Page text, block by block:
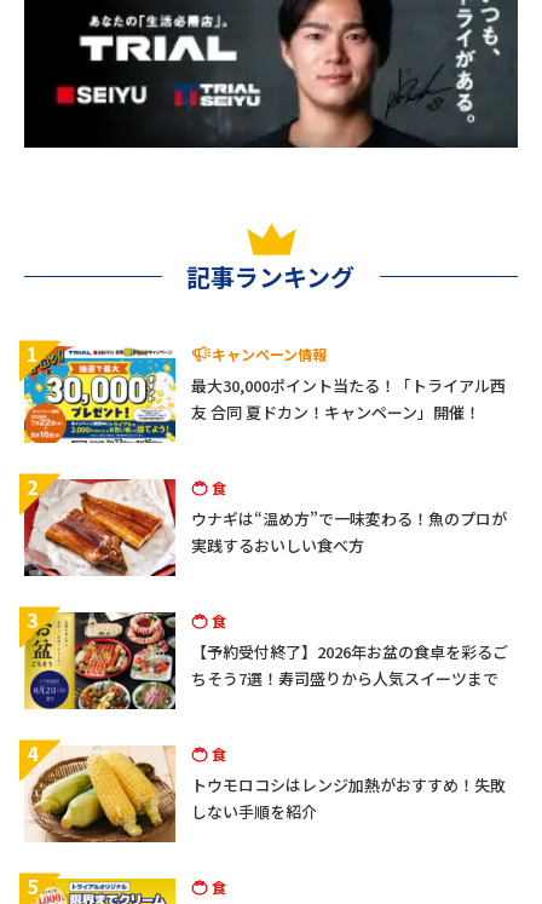
記事ランキング
1 キャンペーン情報
最大30,000ポイント当たる！「トライアル西
友 合同 夏ドカン！キャンペーン」開催！
2 食
ウナギは“温め方”で一味変わる！魚のプロが
実践するおいしい食べ方
3 食
【予約受付終了】2026年お盆の食卓を彩るご
ちそう7選！寿司盛りから人気スイーツまで
4 食
トウモロコシはレンジ加熱がおすすめ！失敗
しない手順を紹介
5 食